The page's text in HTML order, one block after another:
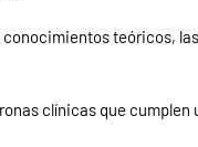
teóricos,
clínicas que cumplen